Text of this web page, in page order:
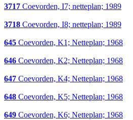
3717 Coevorden, I7; netteplan; 1989
3718 Coevorden, I8; netteplan; 1989
645 Coevorden, K1; Netteplan; 1968
646 Coevorden, K2; Netteplan; 1968
647 Coevorden, K4; Netteplan; 1968
648 Coevorden, K5; Netteplan; 1968
649 Coevorden, K6; Netteplan; 1968